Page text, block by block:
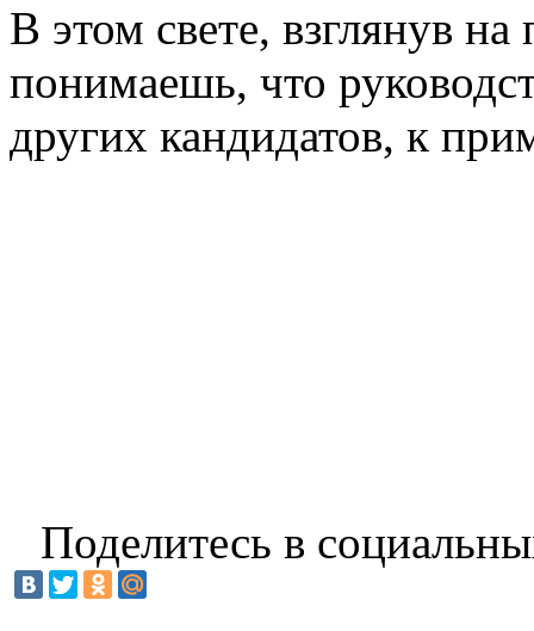
В этом свете, взглянув
понимаешь, что
других кандидатов, к
Поделитесь в